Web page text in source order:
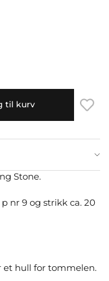
til kurv
Stone.
p nr 9 og strikk ca. 20
et hull for tommelen.